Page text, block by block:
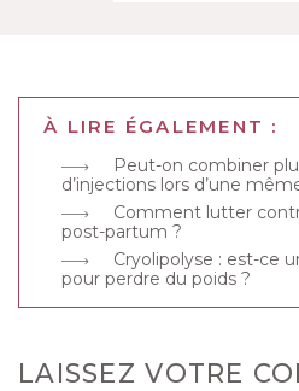
À LIRE ÉGALEMENT :
Peut-on combiner
d’injections lors d’une
Comment lutter
post-partum ?
Cryolipolyse : est-ce
pour perdre du poids ?
LAISSEZ VOTRE